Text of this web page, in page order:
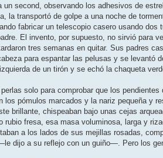
second, observando los adhesivos de
la transportó de golpe a una noche de
fabricar un telescopio casero usando
El invento, por supuesto, no sirvió para
tres semanas en quitar. Sus padres
para espantar las pelusas y se levantó
de un tirón y se echó la chaqueta
solo para comprobar que los
los pómulos marcados y la nariz pequeña y
brillante, chispeaban bajo unas cejas
rubio fresa, esa masa voluminosa, larga y
a los lados de sus mejillas rosadas,
dijo a su reflejo con un guiño—. Pero los